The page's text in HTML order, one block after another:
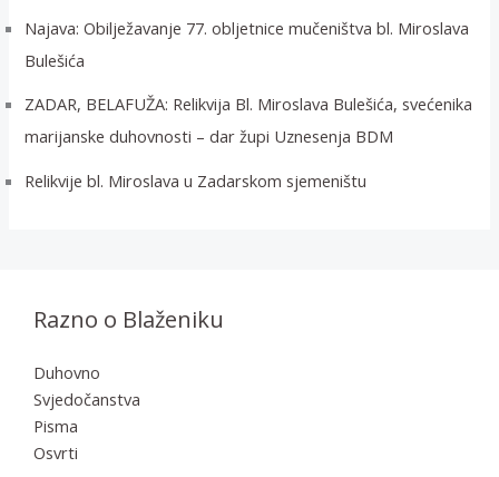
Najava: Obilježavanje 77. obljetnice mučeništva bl. Miroslava
Bulešića
ZADAR, BELAFUŽA: Relikvija Bl. Miroslava Bulešića, svećenika
marijanske duhovnosti – dar župi Uznesenja BDM
Relikvije bl. Miroslava u Zadarskom sjemeništu
Razno o Blaženiku
Duhovno
Svjedočanstva
Pisma
Osvrti